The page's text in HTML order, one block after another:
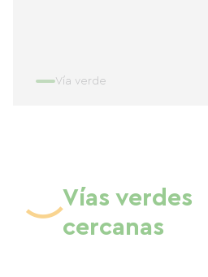
Vía verde
Vías verdes
cercanas